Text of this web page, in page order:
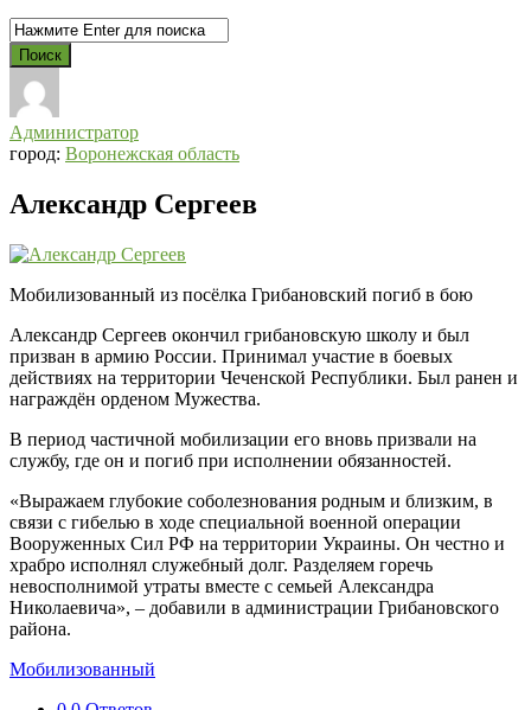
Администратор
город: Воронежская область
Александр Сергеев
Мобилизованный из посёлка Грибановский погиб в бою
Александр Сергеев окончил грибановскую школу и был
призван в армию России. Принимал участие в боевых
действиях на территории Чеченской Республики. Был ранен и
награждён орденом Мужества.
В период частичной мобилизации его вновь призвали на
службу, где он и погиб при исполнении обязанностей.
«Выражаем глубокие соболезнования родным и близким, в
связи с гибелью в ходе специальной военной операции
Вооруженных Сил РФ на территории Украины. Он честно и
храбро исполнял служебный долг. Разделяем горечь
невосполнимой утраты вместе с семьей Александра
Николаевича», – добавили в администрации Грибановского
района.
Мобилизованный